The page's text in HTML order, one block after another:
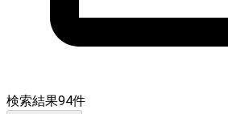
検索結果94件